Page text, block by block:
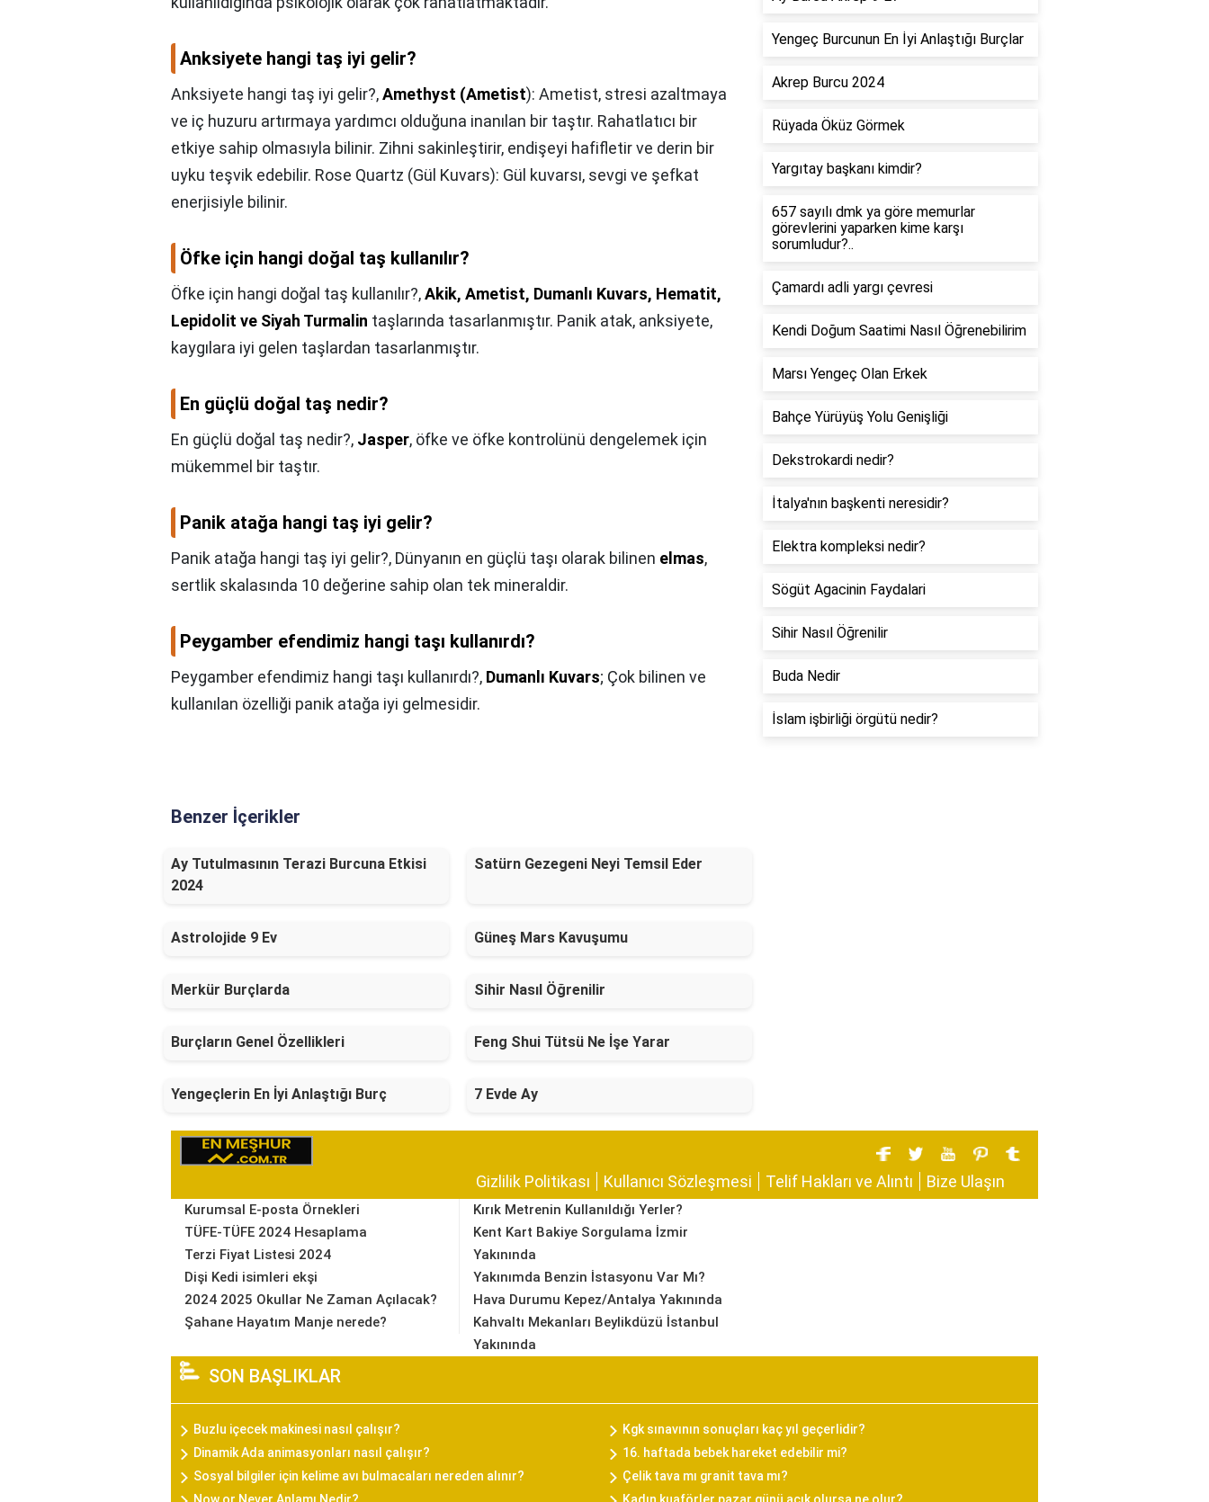
Anksiyete hangi taş iyi gelir?
Anksiyete hangi taş iyi gelir?,Amethyst (Ametist): Ametist, stresi azaltmaya
ve iç huzuru artırmaya yardımcı olduğuna inanılan bir taştır. Rahatlatıcı bir
etkiye sahip olmasıyla bilinir. Zihni sakinleştirir, endişeyi hafifletir ve derin bir
uyku teşvik edebilir. Rose Quartz (Gül Kuvars): Gül kuvarsı, sevgi ve şefkat
enerjisiyle bilinir.
Öfke için hangi doğal taş kullanılır?
Öfke için hangi doğal taş kullanılır?,Akik, Ametist, Dumanlı Kuvars, Hematit,
Lepidolit ve Siyah Turmalin taşlarında tasarlanmıştır. Panik atak, anksiyete,
kaygılara iyi gelen taşlardan tasarlanmıştır.
En güçlü doğal taş nedir?
En güçlü doğal taş nedir?, Jasper, öfke ve öfke kontrolünü dengelemek için
mükemmel bir taştır.
Panik atağa hangi taş iyi gelir?
Panik atağa hangi taş iyi gelir?, Dünyanın en güçlü taşı olarak bilinen elmas,
sertlik skalasında 10 değerine sahip olan tek mineraldir.
Peygamber efendimiz hangi taşı kullanırdı?
Peygamber efendimiz hangi taşı kullanırdı?, Dumanlı Kuvars; Çok bilinen ve
kullanılan özelliği panik atağa iyi gelmesidir.
Benzer İçerikler
Ay Tutulmasının Terazi Burcuna Etkisi
2024
Satürn Gezegeni Neyi Temsil Eder
Astrolojide 9 Ev Güneş Mars Kavuşumu
Merkür Burçlarda Sihir Nasıl Öğrenilir
Burçların Genel Özellikleri Feng Shui Tütsü Ne İşe Yarar
Yengeçlerin En İyi Anlaştığı Burç 7 Evde Ay
Yengeç Burcunun En İyi Anlaştığı Burçlar
Akrep Burcu 2024
Rüyada Öküz Görmek
Yargıtay başkanı kimdir?
657 sayılı dmk ya göre memurlar
görevlerini yaparken kime karşı
sorumludur?..
Çamardı adli yargı çevresi
Kendi Doğum Saatimi Nasıl Öğrenebilirim
Marsı Yengeç Olan Erkek
Bahçe Yürüyüş Yolu Genişliği
Dekstrokardi nedir?
İtalya'nın başkenti neresidir?
Elektra kompleksi nedir?
Sögüt Agacinin Faydalari
Sihir Nasıl Öğrenilir
Buda Nedir
İslam işbirliği örgütü nedir?
Gizlilik Politikası Kullanıcı Sözleşmesi Telif Hakları ve Alıntı Bize Ulaşın
Kurumsal E-posta Örnekleri
TÜFE-TÜFE 2024 Hesaplama
Terzi Fiyat Listesi 2024
Dişi Kedi isimleri ekşi
2024 2025 Okullar Ne Zaman Açılacak?
Şahane Hayatım Manje nerede?
Kırık Metrenin Kullanıldığı Yerler?
Kent Kart Bakiye Sorgulama İzmir
Yakınında
Yakınımda Benzin İstasyonu Var Mı?
Hava Durumu Kepez/Antalya Yakınında
Kahvaltı Mekanları Beylikdüzü İstanbul
Yakınında
SON BAŞLIKLAR
Buzlu içecek makinesi nasıl çalışır?
Kgk sınavının sonuçları kaç yıl geçerlidir?
Dinamik Ada animasyonları nasıl çalışır?
16. haftada bebek hareket edebilir mi?
Sosyal bilgiler için kelime avı bulmacaları nereden alınır?
Çelik tava mı granit tava mı?